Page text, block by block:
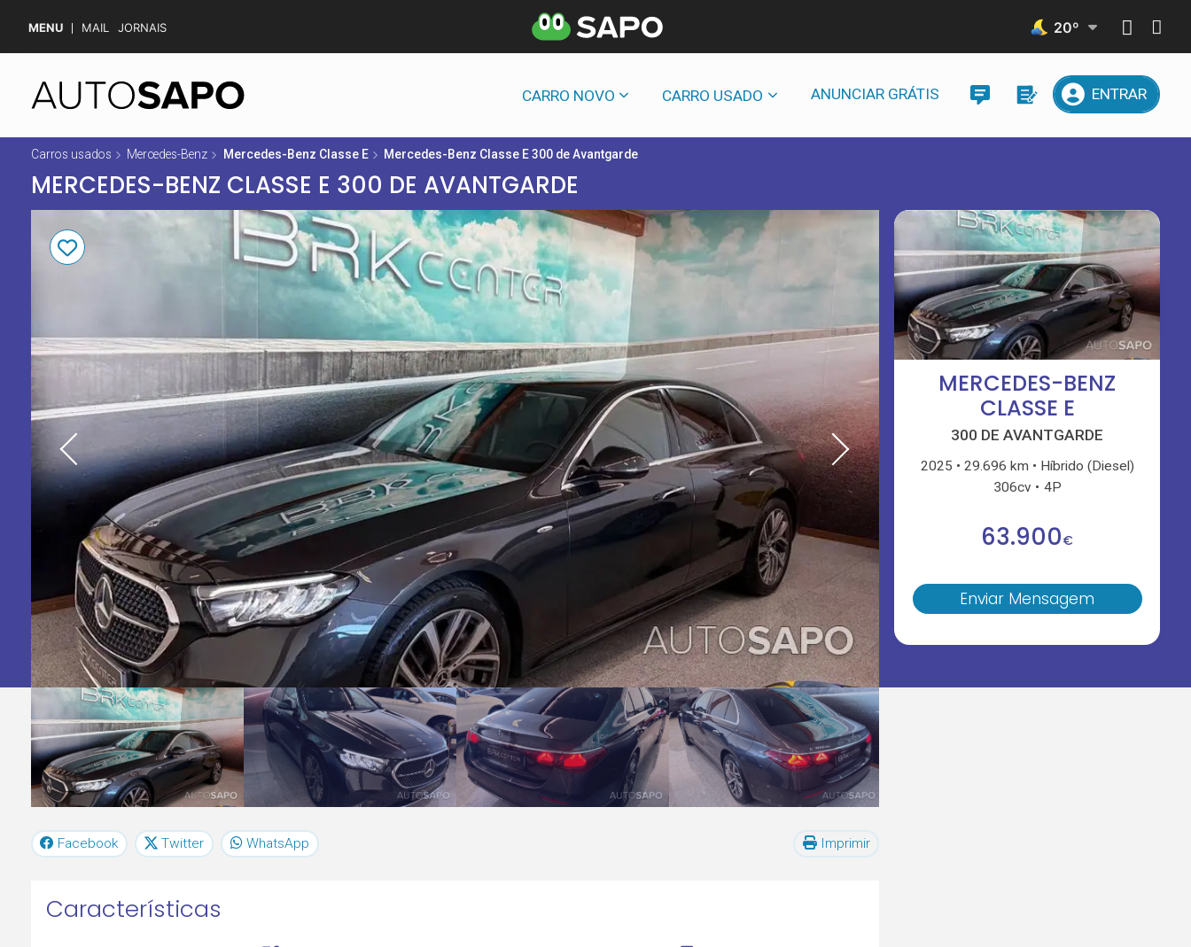
MENU MAIL JORNAIS 20º
CARRO NOVO CARRO USADO ANUNCIAR GRÁTIS ENTRAR
Carros usados Mercedes-Benz Mercedes-Benz Classe E Mercedes-Benz Classe E 300 de Avantgarde
MERCEDES-BENZ CLASSE E 300 DE AVANTGARDE
MERCEDES-BENZ
CLASSE E
300 DE AVANTGARDE
2025 29.696 km
Híbrido (Diesel)
306cv
4P
63.900€
Enviar Mensagem
Facebook Twitter WhatsApp Imprimir
Características